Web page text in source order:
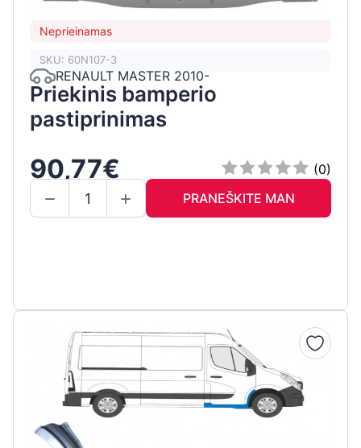
Neprieinamas
SKU: 60N107-3
RENAULT MASTER 2010-
Priekinis bamperio
pastiprinimas
90,77€
(0)
PRANEŠKITE MAN